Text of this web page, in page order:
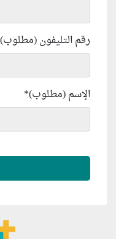
رقم التليفون (مطلوب)
الإسم (مطلوب)*